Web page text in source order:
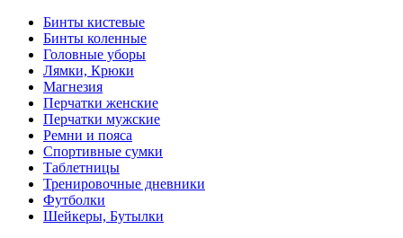
Бинты кистевые
Бинты коленные
Головные уборы
Лямки, Крюки
Магнезия
Перчатки женские
Перчатки мужские
Ремни и пояса
Спортивные сумки
Таблетницы
Тренировочные дневники
Футболки
Шейкеры, Бутылки